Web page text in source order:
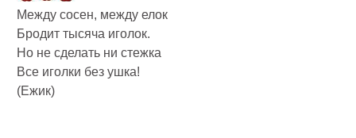
Между сосен, между елок
Бродит тысяча иголок.
Но не сделать ни стежка
Все иголки без ушка!
(Ежик)